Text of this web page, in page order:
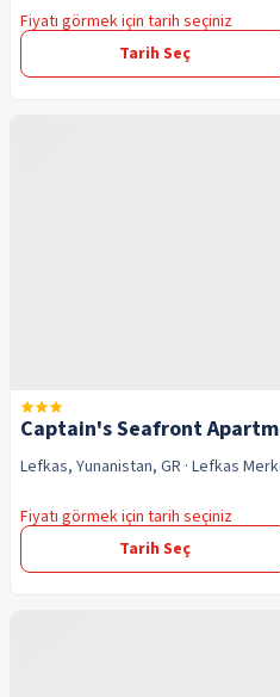
Fiyatı görmek için tarih seçiniz
Tarih Seç
Captain's Seafront
Lefkas, Yunanistan, GR · Lefkas
Fiyatı görmek için tarih seçiniz
Tarih Seç